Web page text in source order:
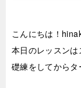
こんにちは！
本日のレッスン
礎練をしてからタ